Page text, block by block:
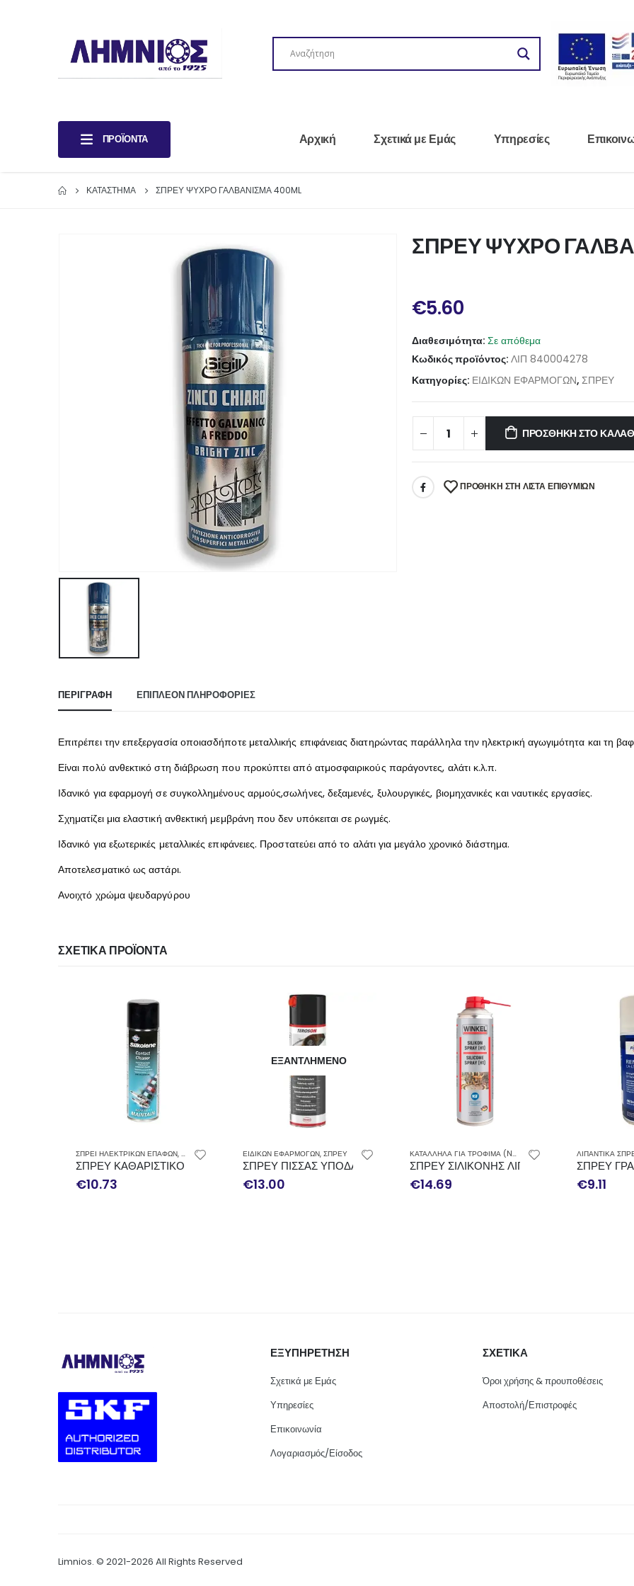
ΠΡΟΪΌΝΤΑ Αρχική Σχετικά με Εμάς Υπηρεσίες
ΚΑΤΆΣΤΗΜΑ ΣΠΡΕΥ ΨΥΧΡΟ ΓΑΛΒΑΝΙΣΜΑ 400ML
ΣΠΡΕΥ ΨΥΧΡΟ
€5.60
Διαθεσιμότητα: Σε απόθεμα
Κωδικός προϊόντος: ΛΙΠ 840004278
Κατηγορίες: ΕΙΔΙΚΩΝ ΕΦΑΡΜΟΓΩΝ, ΣΠΡΕΥ
ΠΡΟΣΘΉΚΗ ΣΤΟ
ΠΡΌΘΉΚΗ ΣΤΗ ΛΊΣΤΑ ΕΠΙΘΥΜΙΏΝ
ΠΕΡΙΓΡΑΦΉ ΕΠΙΠΛΈΟΝ ΠΛΗΡΟΦΟΡΊΕΣ
Επιτρέπει την επεξεργασία οποιασδήποτε μεταλλικής επιφάνειας διατηρώντας παράλληλα την ηλεκτρική αγωγιμότητα και τη
Είναι πολύ ανθεκτικό στη διάβρωση που προκύπτει από ατμοσφαιρικούς παράγοντες, αλάτι κ.λ.π.
Ιδανικό για εφαρμογή σε συγκολλημένους αρμούς,σωλήνες, δεξαμενές, ξυλουργικές, βιομηχανικές και ναυτικές εργασίες.
Σχηματίζει μια ελαστική ανθεκτική μεμβράνη που δεν υπόκειται σε ρωγμές.
Ιδανικό για εξωτερικές μεταλλικές επιφάνειες. Προστατεύει από το αλάτι για μεγάλο χρονικό διάστημα.
Αποτελεσματικό ως αστάρι.
Ανοιχτό χρώμα ψευδαργύρου
ΣΧΕΤΙΚΆ ΠΡΟΪΌΝΤΑ
ΣΠΡΕΙ ΗΛΕΚΤΡΙΚΩΝ ΕΠΑΦΩΝ, ΣΠΡΕΥ
ΣΠΡΕΥ ΚΑΘΑΡΙΣΤΙΚΟ ΗΛΕΚΤΡΙΚΩΝ ΕΠΑΦΩΝ SILKOLENE CONTACT CLEANER 500ML
€10.73
ΕΞΑΝΤΛΗΜΈΝΟ
ΕΙΔΙΚΩΝ ΕΦΑΡΜΟΓΩΝ, ΣΠΡΕΥ
ΣΠΡΕΥ ΠΙΣΣΑΣ ΥΠΟΔΑΠΕΔΙΑΣ ΠΡΟΣΤΑΣΙΑΣ SB 3120 500ML
€13.00
ΚΑΤΑΛΛΗΛΑ ΓΙΑ ΤΡΟΦΙΜΑ (NSF) ΛΙΠΑΝΤΙΚΑ ΣΠΡΕΥ,ΣΠΡΕΥ
ΣΠΡΕΥ ΣΙΛΙΚΟΝΗΣ ΛΙΠΑΝΤΙΚΟ H1 NSF
€14.69
ΛΙΠΑΝΤΙΚΑ
ΣΠΡΕΥ
€9.11
ΕΞΥΠΗΡΕΤΗΣΗ
Σχετικά με Εμάς
Υπηρεσίες
Επικοινωνία
Λογαριασμός/Είσοδος
ΣΧΕΤΙΚΑ
Όροι χρήσης & προυποθέσεις
Αποστολή/Επιστροφές
Limnios. © 2021-2026 All Rights Reserved